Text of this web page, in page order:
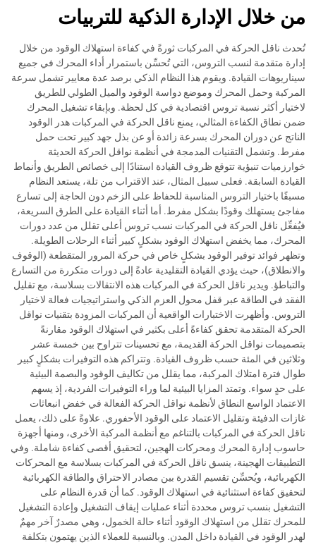
من خلال الإدارة الذكية للتربيات
تُحدث ناقل الحركة في المركبات ثورةً في كفاءة استهلاك الوقود من خلال
إدارة متقدمة لنسب التروس، التي تُحسِّن باستمرار أداء المحرك في جميع
سيناريوهات القيادة. ويقوم هذا النظام الذكي برصد عدة معايير تشمل سرعة
المركبة وحمل المحرك وموضع دواسة الوقود والميل الطولي للطريق
لاختيار أكثر نسبة تروس اقتصادية في كل لحظة. وبإبقاء تشغيل المحرك
ضمن نطاق الكفاءة المثالي، يمنع ناقل الحركة في المركبات هدر الوقود
الناتج عن دوران المحرك بسرعة زائدة أو عن بذل جهد كبير تحت حمل
مفرط. وتشمل التقنيات المدمجة في أنظمة نواقل الحركة الحديثة
خوارزميات تنبؤية تتوقع ظروف القيادة استنادًا إلى خصائص الطريق وأنماط
القيادة السابقة. فعلى سبيل المثال، عند الاقتراب من تلة، يستعد النظام
مسبقًا باختيار التروس المناسبة للحفاظ على الزخم دون الحاجة إلى تسارع
مفاجئ يستهلك وقودًا بشكل مفرط. أما أثناء القيادة على الطرق السريعة،
فيُفعِّل ناقل الحركة في المركبات نسب تروس أعلى تقلل من عدد دورات
المحرك، مما يخفض استهلاك الوقود بشكلٍ كبير أثناء الرحلات الطويلة.
وتظهر فوائد توفير الوقود بشكلٍ خاص في حركة المرور المتقطعة (الوقوف
والانطلاق)، حيث يؤدي القيادة التقليدية عادةً إلى دورات متكررة من التسارع
والتباطؤ. ويدير ناقل الحركة في المركبات هذه الانتقالات بسلاسة، مع تقليل
الفقد في الطاقة عبر قفل محول العزم الذكي واستراتيجيات فعالة لاختيار
التروس. وأظهرت الاختبارات الواقعية أن المركبات المزودة بتقنيات نواقل
الحركة المتقدمة تحقق كفاءةً أعلى بكثير في استهلاك الوقود مقارنةً
بتصميمات نواقل الحركة القديمة، مع تحسينات تتراوح بين خمسة عشر
وثلاثين في المئة حسب ظروف القيادة. وتتراكم هذه التوفيرات بشكلٍ كبير
طوال فترة امتلاك المركبة، مما يقلل من تكاليف الوقود والبصمة البيئية
على حدٍ سواء. وتمتد المزايا البيئية لما وراء التوفيرات الفردية، إذ يسهم
الاعتماد الواسع النطاق لأنظمة نواقل الحركة الفعالة في خفض انبعاثات
غازات الدفيئة وتقليل الاعتماد على الوقود الأحفوري. علاوةً على ذلك، يعمل
ناقل الحركة في المركبات بالتناغم مع أنظمة المركبة الأخرى، ومنها أجهزة
حاسوب إدارة المحرك ومحركات الهجين، لتحقيق أقصى كفاءة شاملة. وفي
التطبيقات الهجينة، ينسق ناقل الحركة في المركبات بسلاسة مع المحركات
الكهربائية، ويُحسِّن تقسيم القدرة بين مصادر الاحتراق والطاقة الكهربائية
لتحقيق كفاءة استثنائية في استهلاك الوقود. كما أن قدرة النظام على
التشغيل بنسب تروس محددة أثناء عمليات إيقاف التشغيل وإعادة التشغيل
للمحرك تقلل من استهلاك الوقود أثناء حالة الخمول، وهي مصدرٌ آخر مهمٌ
لهدر الوقود في القيادة داخل المدن. وبالنسبة للعملاء الذين يهتمون بتكلفة